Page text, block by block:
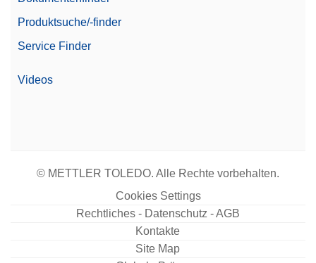
Produktsuche/-finder
Service Finder
Videos
© METTLER TOLEDO. Alle Rechte vorbehalten.
Cookies Settings
Rechtliches - Datenschutz - AGB
Kontakte
Site Map